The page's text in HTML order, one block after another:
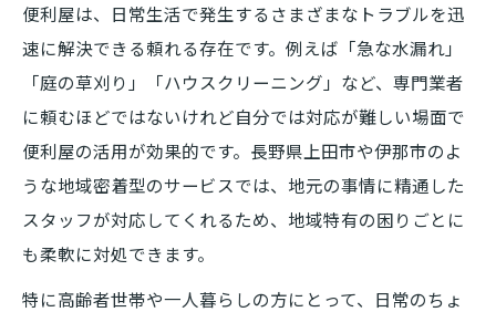
便利屋は、日常生活で発生するさまざまなトラブルを迅
速に解決できる頼れる存在です。例えば「急な水漏れ」
「庭の草刈り」「ハウスクリーニング」など、専門業者
に頼むほどではないけれど自分では対応が難しい場面で
便利屋の活用が効果的です。長野県上田市や伊那市のよ
うな地域密着型のサービスでは、地元の事情に精通した
スタッフが対応してくれるため、地域特有の困りごとに
も柔軟に対処できます。
特に高齢者世帯や一人暮らしの方にとって、日常のちょ